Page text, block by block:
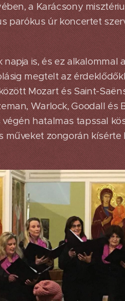
a Karácsony
parókus úr koncertet
is, és ez alkalommal
megtelt az
Mozart és Saint-
Warlock, Goodall és
hatalmas tapssal
műveket zongorán kísérte